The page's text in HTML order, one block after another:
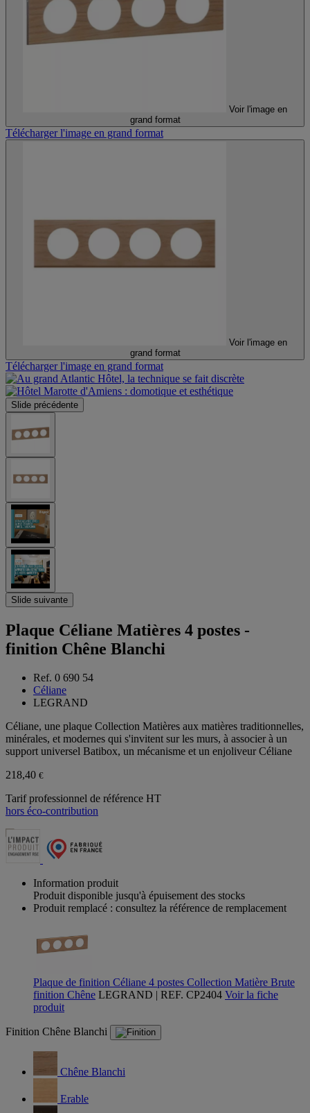
Voir l'image en
grand format
Télécharger l'image en grand format
Voir l'image en
grand format
Télécharger l'image en grand format
Slide précédente
Slide suivante
Plaque Céliane Matières 4 postes -
finition Chêne Blanchi
Ref. 0 690 54
Céliane
LEGRAND
Céliane, une plaque Collection Matières aux matières traditionnelles,
minérales, et modernes qui s'invitent sur les murs, à associer à un
support universel Batibox, un mécanisme et un enjoliveur Céliane
218,40 €
Tarif professionnel de référence HT
hors éco-contribution
Information produit
Produit disponible jusqu'à épuisement des stocks
Produit remplacé : consultez la référence de remplacement
Plaque de finition Céliane 4 postes Collection Matière Brute
finition Chêne LEGRAND | REF. CP2404 Voir la fiche
produit
Finition Chêne Blanchi
Chêne Blanchi
Erable